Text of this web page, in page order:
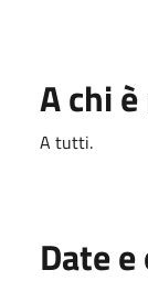
A chi
A tutti.
Date